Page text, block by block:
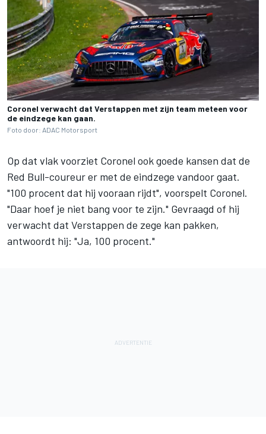
Coronel verwacht dat Verstappen met zijn team meteen voor
de eindzege kan gaan.
Foto door: ADAC Motorsport
Op dat vlak voorziet Coronel ook goede kansen dat de
Red Bull-coureur er met de eindzege vandoor gaat.
"100 procent dat hij vooraan rijdt", voorspelt Coronel.
"Daar hoef je niet bang voor te zijn." Gevraagd of hij
verwacht dat Verstappen de zege kan pakken,
antwoordt hij: "Ja, 100 procent."